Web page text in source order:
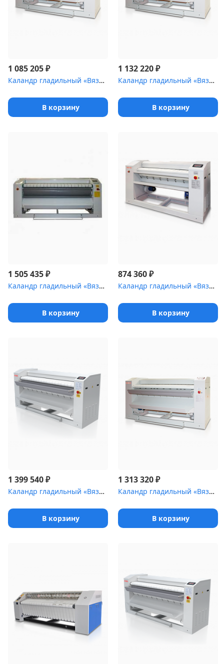
1 085 205₽
Каландр гладильный «Вязьма» ВЕГА электро [ВК-1640 (ВК-1640.2231...
В корзину
1 132 220₽
Каландр гладильный «Вязьма» ВЕГА электро [ВК-1840 (ВК-1840.2231...
В корзину
1 505 435₽
Каландр гладильный «Вязьма» ВЕГА пар [ВК-2050П (ВК-2050П. 2231)...
В корзину
874 360₽
Каландр гладильный «Вязьма» ВЕГА электро [ВК-1424 (ВК-1424.2231...
В корзину
1 399 540₽
Каландр гладильный «Вязьма» ВЕГА электро [ВК-2250 (ВК-2250.2231...
В корзину
1 313 320₽
Каландр гладильный «Вязьма» ВЕГА пар [ВК-1840П (ВК-1840П.2231)]
В корзину